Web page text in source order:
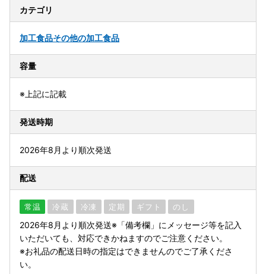
カテゴリ
加工食品その他の加工食品
容量
※上記に記載
発送時期
2026年8月より順次発送
配送
常温 冷蔵 冷凍 定期 ギフト のし
2026年8月より順次発送※「備考欄」にメッセージ等を記入
いただいても、対応できかねますのでご注意ください。
※お礼品の配送日時の指定はできませんのでご了承くださ
い。